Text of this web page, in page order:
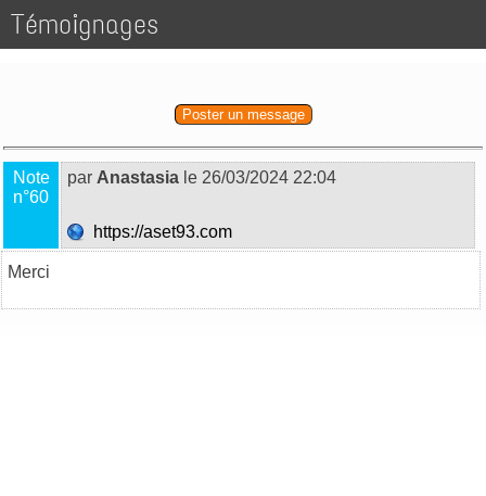
Témoignages
Poster un message
Note
n°60
par Anastasia le 26/03/2024 22:04
https://aset93.com
Merci